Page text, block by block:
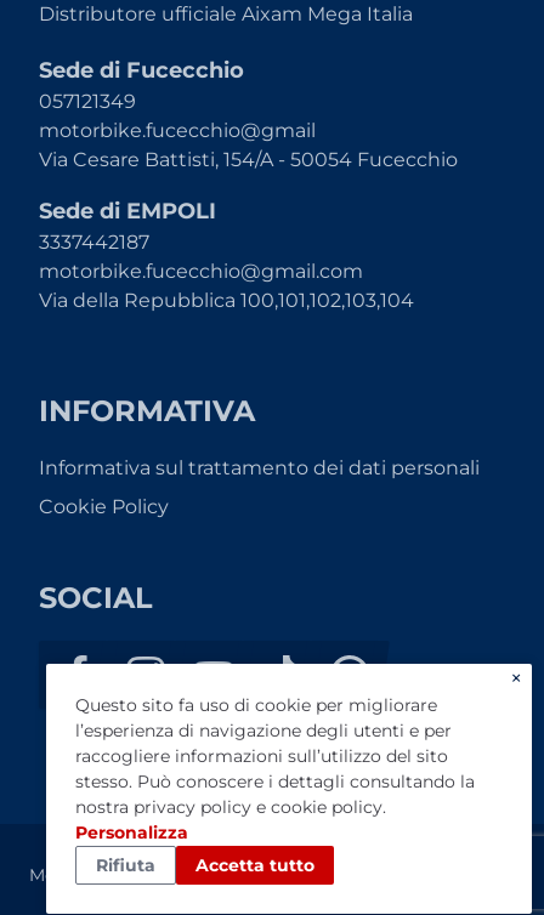
Distributore ufficiale Aixam Mega Italia
Sede di Fucecchio
057121349
motorbike.fucecchio@gmail
Via Cesare Battisti, 154/A - 50054 Fucecchio
Sede di EMPOLI
3337442187
motorbike.fucecchio@gmail.com
Via della Repubblica 100,101,102,103,104
INFORMATIVA
Informativa sul trattamento dei dati personali
Cookie Policy
SOCIAL
Motor Bike di Benvenuti Liviana - P.I. 03953470485
×
Questo sito fa uso di cookie per migliorare
l’esperienza di navigazione degli utenti e per
raccogliere informazioni sull’utilizzo del sito
stesso. Può conoscere i dettagli consultando la
nostra privacy policy e cookie policy.
Personalizza
Rifiuta
Accetta tutto